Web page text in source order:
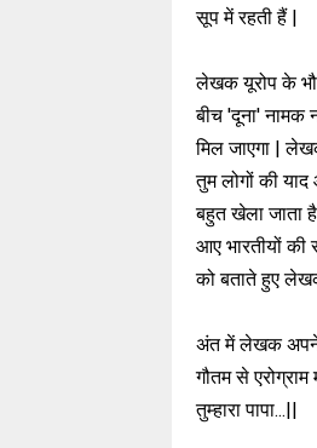
सूप में रहती हैं |
लेखक यूरोप के
बीच 'दूना' नामक
मिल जाएगा |
तुम लोगों की
बहुत खेला जाता
आए भारतीयों की
को बताते हुए
अंत में लेखक अपने
गौतम से
तुम्हारा पापा...||